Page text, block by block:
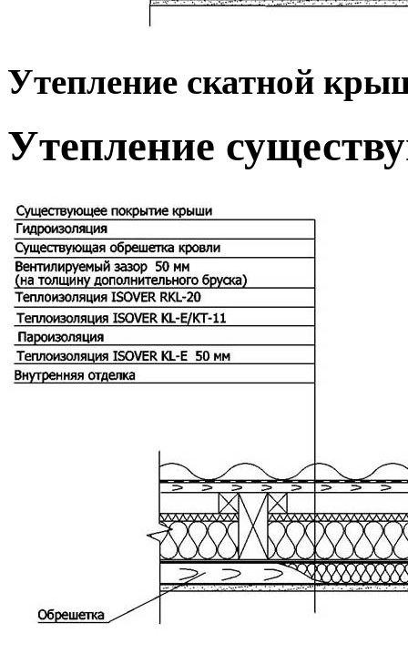
Утепление скатной
Утепление